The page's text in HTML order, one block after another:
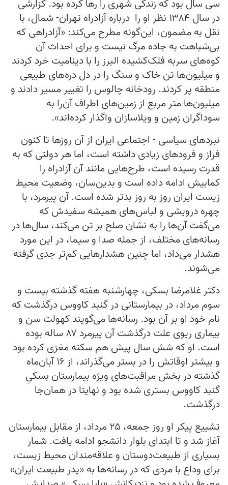
سی سال بود که زندگی شهری را رها کرده بود. گزارشی
در سال ۱۳۸۴ نظر او را درباره آزادراه تهران- شمال، با
نقل به مضمون، این‌گونه مطرح می‌کند: «آزادراهی که
بی‌شباهت به جاده مرگ نیست و برای احداث آن
کوه‌های سربه فلک‌کشیده البرز را با دینامیت خرد کردند
و میلیون‌ها تن خاک و سنگ را در دل دره‌های طبیعی
منطقه پر کردند. رودخانه چالوس را تغییر مسیر دادند و
میلیون‌ها متر مربع از زمین‌های اطراف آن‌را به
سوداگران زمین و ویلاسازان واگذار کرده‌اند».
نبردهای سیاسی - اجتماعی ایران از آن‌ روزها تا کنون
فراز و فرودهای زیادی داشته است، اما هر دولتی که به
قدرت رسیده است، طرح‌هایی مانند آن آزادراه را
کمابیش ادامه داده است و بدین‌سان، وضعیت محیط
زیست ایران روز به روز بدتر شده است. آن پیرمرد، با
چهره درویشی و لباس‌های همیشه سفیدش که
می‌گفت آن‌ها را به نشان صلح بر تن می‌کند، سال‌ها در
رسانه‌های مختلف، از جمله صدا و سیما، در این مورد
هشدار می‌داد، اما چنین هشدارهایی کم‌تر جدی گرفته
می‌شوند.
دکتر غلامرضا بسکی، چهارشنبه هفته گذشته بیست و
سوم مرداد، در بیمارستانی در گنبد کاووس درگذشت که
نام خود او بر آن بود. رسانه‌ها می‌گویند کهولت سن و
بیماری ریوی‌ علت درگذشت آن پیرمرد ۸۷ ساله بوده
است. او که شش سال پیش هم سکته مغزی کرده بود
و بیشتر اوقاتش را در بستر می‌گذراند، از ۱۶ آبان‌ماه
گذشته در بخش مراقبت‌های ویژه بیمارستان بسکیِ
گنبد کاووس بستری شده بود و نهایتا در همان‌جا
درگذشت.
تشییع پیکر او روز جمعه، ۲۵ مرداد، از مقابل بیمارستان
آغاز شد و تا ابتدای بلوار دانشجو ادامه یافت. شمار
بسیاری از طبیعت‌دوستان و علاقه‌مندان محیط زیست،
برای وداع با مردی که در رسانه‌ها به «پدر طبیعت ایران»